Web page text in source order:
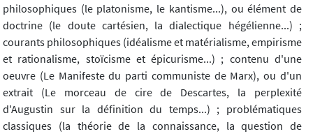
philosophiques (le platonisme, le kantisme...), ou élément de
doctrine (le doute cartésien, la dialectique hégélienne...) ;
courants philosophiques (idéalisme et matérialisme, empirisme
et rationalisme, stoïcisme et épicurisme...) ; contenu d'une
oeuvre (Le Manifeste du parti communiste de Marx), ou d'un
extrait (Le morceau de cire de Descartes, la perplexité
d'Augustin sur la définition du temps...) ; problématiques
classiques (la théorie de la connaissance, la question de